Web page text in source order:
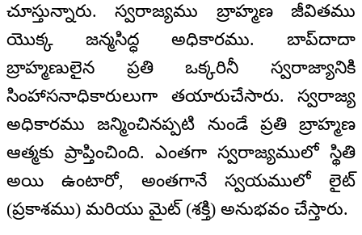
చూస్తున్నారు. స్వరాజ్యము బ్రాహ్మణ జీవితము
యొక్క జన్మసిద్ధ అధికారము. బాప్‌దాదా
బ్రాహ్మణులైన ప్రతి ఒక్కరినీ స్వరాజ్యానికి
సింహాసనాధికారులుగా తయారుచేసారు. స్వరాజ్య
అధికారము జన్మించినప్పటి నుండే ప్రతి బ్రాహ్మణ
ఆత్మకు ప్రాప్తించింది. ఎంతగా స్వరాజ్యములో స్థితి
అయి ఉంటారో, అంతగానే స్వయములో లైట్
(ప్రకాశము) మరియు మైట్ (శక్తి) అనుభవం చేస్తారు.